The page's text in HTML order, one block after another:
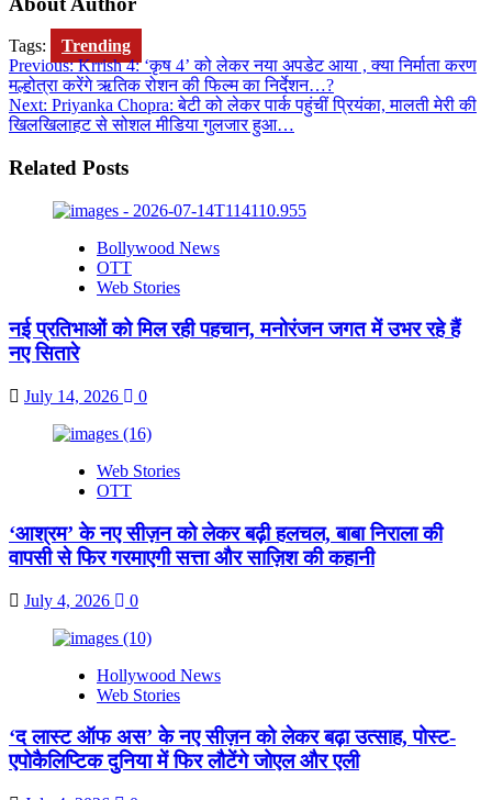
Tags: Trending
Post
navigation
Previous:Krrish 4: ‘कृष 4’ को लेकर नया अपडेट आया , क्या निर्माता करण
मल्होत्रा करेंगे ऋतिक रोशन की फिल्म का निर्देशन…?
Next: Priyanka Chopra: बेटी को लेकर पार्क पहुंचीं प्रियंका, मालती मेरी की
खिलखिलाहट से सोशल मीडिया गुलजार हुआ…
Related Posts
Bollywood News
OTT
Web Stories
नई प्रतिभाओं को मिल रही पहचान, मनोरंजन जगत में उभर रहे हैं
नए सितारे
July 14, 2026 0
Web Stories
OTT
‘आश्रम’ के नए सीज़न को लेकर बढ़ी हलचल, बाबा निराला की
वापसी से फिर गरमाएगी सत्ता और साज़िश की कहानी
July 4, 2026 0
Hollywood News
Web Stories
‘द लास्ट ऑफ अस’ के नए सीज़न को लेकर बढ़ा उत्साह, पोस्ट-
एपोकैलिप्टिक दुनिया में फिर लौटेंगे जोएल और एली